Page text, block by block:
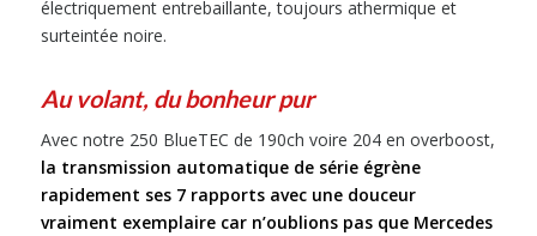
électriquement entrebaillante, toujours athermique et
surteintée noire.
Au volant, du bonheur pur
Avec notre 250 BlueTEC de 190ch voire 204 en overboost,
la transmission automatique de série égrène
rapidement ses 7 rapports avec une douceur
vraiment exemplaire car n’oublions pas que Mercedes